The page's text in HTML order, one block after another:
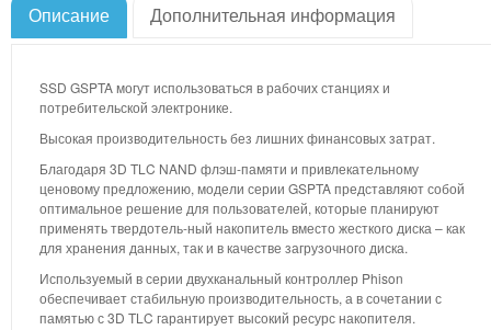
Описание Дополнительная информация
SSD GSPTA могут использоваться в рабочих станциях и
потребительской электронике.
Высокая производительность без лишних финансовых затрат.
Благодаря 3D TLC NAND флэш-памяти и привлекательному
ценовому предложению, модели серии GSPTA представляют собой
оптимальное решение для пользователей, которые планируют
применять твердотель-ный накопитель вместо жесткого диска – как
для хранения данных, так и в качестве загрузочного диска.
Используемый в серии двухканальный контроллер Phison
обеспечивает стабильную производительность, а в сочетании с
памятью с 3D TLC гарантирует высокий ресурс накопителя.